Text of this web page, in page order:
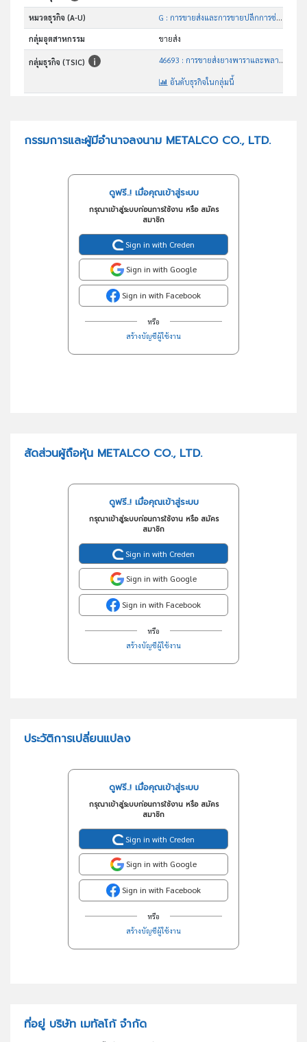
หมวดธุรกิจ (A-U) G : การขายส่งและการขายปลีกการซ่อมยานยนต์และ จักรยานยนต์
กลุ่มอุตสาหกรรม ขายส่ง
กลุ่มธุรกิจ (TSIC) 46693 : การขายส่งยางพาราและพลาสติกขั้นต้น
อันดับธุรกิจในกลุ่มนี้
กรรมการและผู้มีอำนาจลงนาม METALCO CO., LTD.
ดูฟรี..! เมื่อคุณเข้าสู่ระบบ
กรุณาเข้าสู่ระบบก่อนการใช้งาน หรือ สมัคร
สมาชิก
Sign in with Creden
Sign in with Google
Sign in with Facebook
หรือ
สร้างบัญชีผู้ใช้งาน
สัดส่วนผู้ถือหุ้น METALCO CO., LTD.
ดูฟรี..! เมื่อคุณเข้าสู่ระบบ
กรุณาเข้าสู่ระบบก่อนการใช้งาน หรือ สมัคร
สมาชิก
Sign in with Creden
Sign in with Google
Sign in with Facebook
หรือ
สร้างบัญชีผู้ใช้งาน
ประวัติการเปลี่ยนแปลง
ดูฟรี..! เมื่อคุณเข้าสู่ระบบ
กรุณาเข้าสู่ระบบก่อนการใช้งาน หรือ สมัคร
สมาชิก
Sign in with Creden
Sign in with Google
Sign in with Facebook
หรือ
สร้างบัญชีผู้ใช้งาน
ที่อยู่ บริษัท เมทัลโก้ จำกัด